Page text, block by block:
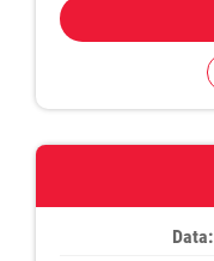
Data: